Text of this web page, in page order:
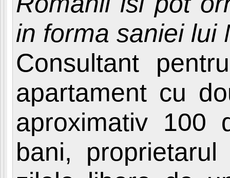
in forma saniei lui
Consultant
apartament cu
aproximativ 100
bani,